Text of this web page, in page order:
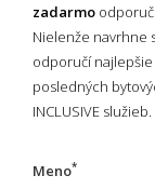
zadarmo
Nielenže navrhne
odporučí
posledných
INCLUSIVE služieb.
Meno*